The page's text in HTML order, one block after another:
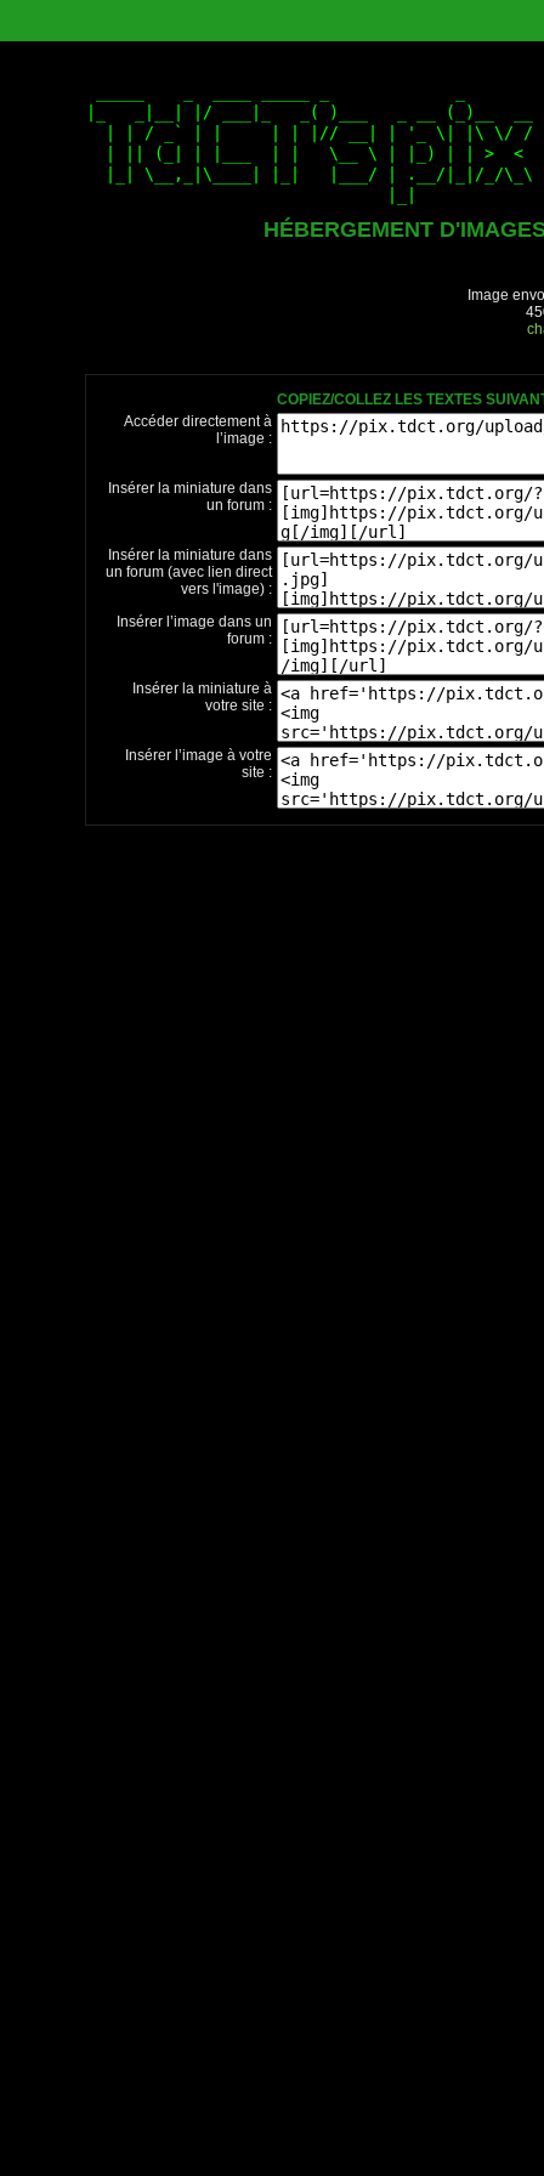
HÉBERGEMENT
Image
COPIEZ/COLLEZ LES TEXTES
Accéder directement à
l’image :
Insérer la miniature dans
un forum :
Insérer la miniature dans
un forum (avec lien direct
vers l'image) :
Insérer l’image dans un
forum :
Insérer la miniature à
votre site :
Insérer l’image à votre
site :